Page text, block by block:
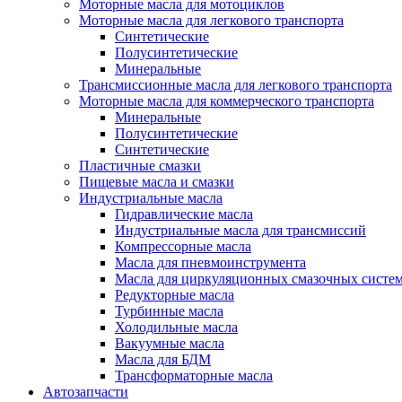
Моторные масла для мотоциклов
Моторные масла для легкового транспорта
Синтетические
Полусинтетические
Минеральные
Трансмиссионные масла для легкового транспорта
Моторные масла для коммерческого транспорта
Минеральные
Полусинтетические
Синтетические
Пластичные смазки
Пищевые масла и смазки
Индустриальные масла
Гидравлические масла
Индустриальные масла для трансмиссий
Компрессорные масла
Масла для пневмоинструмента
Масла для циркуляционных смазочных
Редукторные масла
Турбинные масла
Холодильные масла
Вакуумные масла
Масла для БДМ
Трансформаторные масла
Автозапчасти